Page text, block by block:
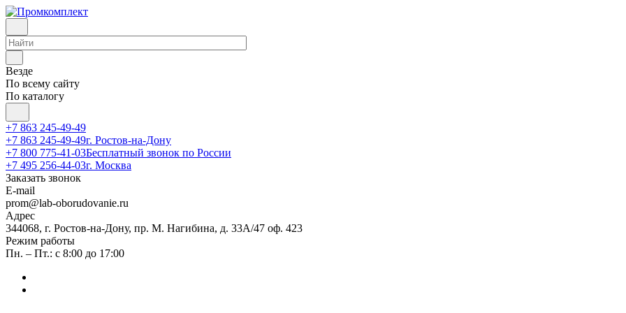
Везде
По всему сайту
По каталогу
+7 863 245-49-49
+7 863 245-49-49г. Ростов-на-Дону
+7 800 775-41-03Бесплатный звонок по России
+7 495 256-44-03г. Москва
Заказать звонок
E-mail
prom@lab-oborudovanie.ru
Адрес
344068, г. Ростов-на-Дону, пр. М. Нагибина, д. 33А/47 оф. 423
Режим работы
Пн. – Пт.: с 8:00 до 17:00